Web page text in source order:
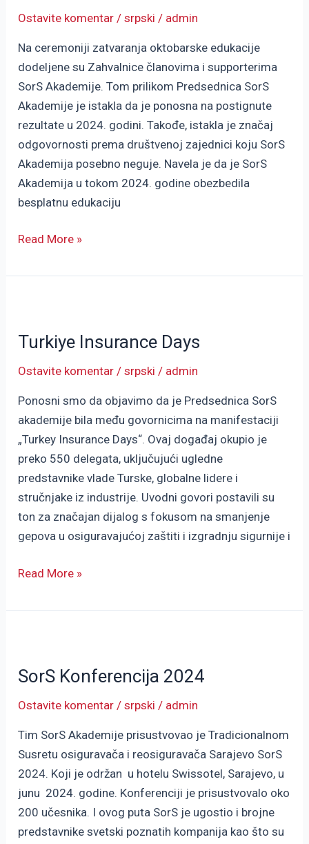
Ostavite komentar /srpski / admin
Na ceremoniji zatvaranja oktobarske edukacije
dodeljene su Zahvalnice članovima i supporterima
SorS Akademije. Tom prilikom Predsednica SorS
Akademije je istakla da je ponosna na postignute
rezultate u 2024. godini. Takođe, istakla je značaj
odgovornosti prema društvenoj zajednici koju SorS
Akademija posebno neguje. Navela je da je SorS
Akademija u tokom 2024. godine obezbedila
besplatnu edukaciju
Read More »
Turkiye Insurance Days
Ostavite komentar /srpski / admin
Ponosni smo da objavimo da je Predsednica SorS
akademije bila među govornicima na manifestaciji
„Turkey Insurance Days“. Ovaj događaj okupio je
preko 550 delegata, uključujući ugledne
predstavnike vlade Turske, globalne lidere i
stručnjake iz industrije. Uvodni govori postavili su
ton za značajan dijalog s fokusom na smanjenje
gepova u osiguravajućoj zaštiti i izgradnju sigurnije i
Days
Read More »
SorS Konferencija 2024
Ostavite komentar /srpski / admin
Tim SorS Akademije prisustvovao je Tradicionalnom
Susretu osiguravača i reosiguravača Sarajevo SorS
2024. Koji je održan u hotelu Swissotel, Sarajevo, u
junu 2024. godine. Konferenciji je prisustvovalo oko
200 učesnika. I ovog puta SorS je ugostio i brojne
predstavnike svetski poznatih kompanija kao što su
2024